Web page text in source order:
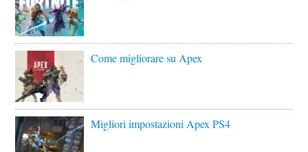
Come migliorare su Apex
Migliori impostazioni Apex PS4